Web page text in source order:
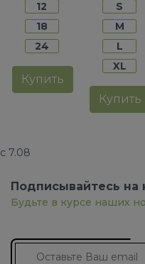
12
18
24
Купить
S
M
L
XL
Купить
с 7.08
Подписывайтесь на
Будьте в курсе наших